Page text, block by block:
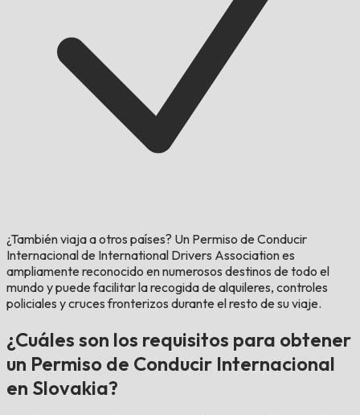
¿También viaja a otros países? Un Permiso de Conducir
Internacional de International Drivers Association es
ampliamente reconocido en numerosos destinos de todo el
mundo y puede facilitar la recogida de alquileres, controles
policiales y cruces fronterizos durante el resto de su viaje.
¿Cuáles son los requisitos para obtener
un Permiso de Conducir Internacional
en Slovakia?